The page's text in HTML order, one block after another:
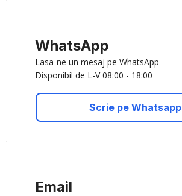
WhatsApp
Lasa-ne un mesaj pe WhatsApp
Disponibil de L-V 08:00 - 18:00
Scrie pe Whatsapp
Email